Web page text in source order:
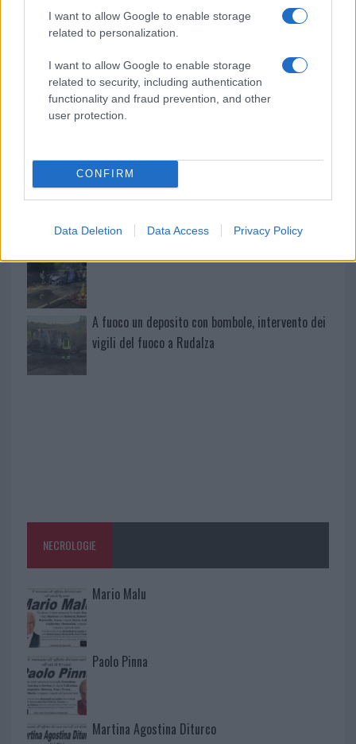
I want to allow Google to enable storage
related to personalization.
I want to allow Google to enable storage
related to security, including authentication
functionality and fraud prevention, and other
user protection.
CONFIRM
Data Deletion Data Access Privacy Policy
va avanti: “Sicilia, ci sono”
Jovanotti, Gabry Ponte e Alfa: Olbia ombelico del
Giorgia Meloni a La Maddalena, la vicesindaco:
A fuoco un deposito con bombole, intervento dei
vigili del fuoco a Rudalza
NECROLOGIE
Mario Malu
Paolo Pinna
Martina Agostina Diturco